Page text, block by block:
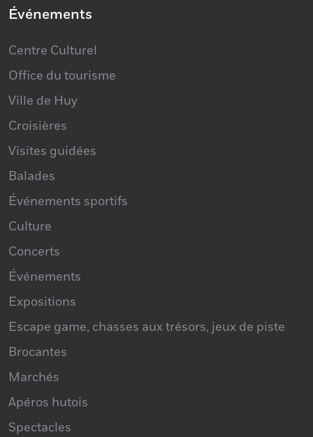
Événements
Centre Culturel
Office du tourisme
Ville de Huy
Croisières
Visites guidées
Balades
Événements sportifs
Culture
Concerts
Événements
Expositions
Escape game, chasses aux trésors, jeux de piste
Brocantes
Marchés
Apéros hutois
Spectacles